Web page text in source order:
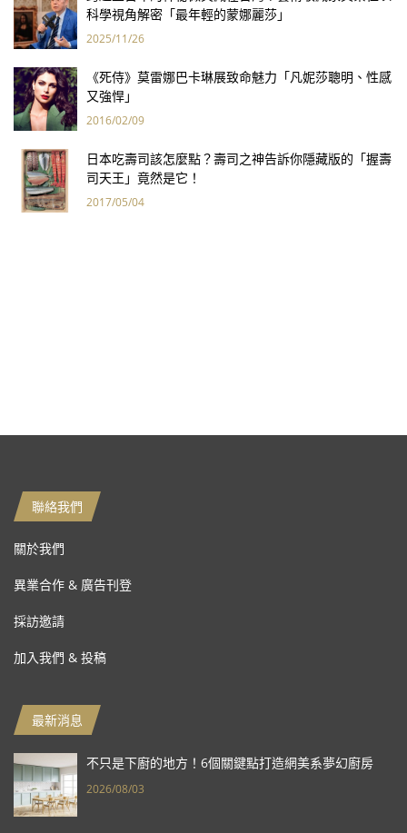
科學視角解密「最年輕的蒙娜麗莎」
2025/11/26
《死侍》莫雷娜巴卡琳展致命魅力「凡妮莎聰明、性感
又強悍」
2016/02/09
日本吃壽司該怎麼點？壽司之神告訴你隱藏版的「握壽
司天王」竟然是它！
2017/05/04
聯絡我們
關於我們
異業合作 & 廣告刊登
採訪邀請
加入我們 & 投稿
最新消息
不只是下廚的地方！6個關鍵點打造網美系夢幻廚房
2026/08/03